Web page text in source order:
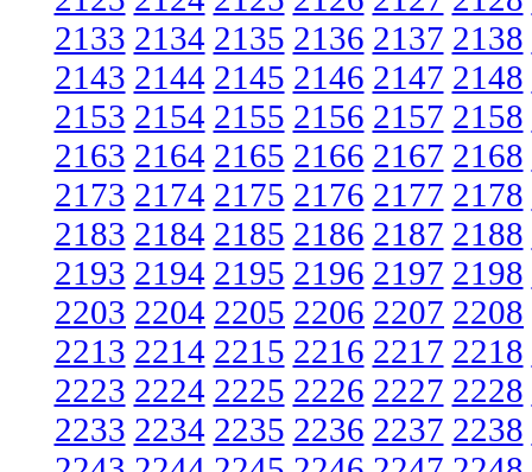
2133 2134 2135 2136 2137 2138
2143 2144 2145 2146 2147 2148
2153 2154 2155 2156 2157 2158
2163 2164 2165 2166 2167 2168
2173 2174 2175 2176 2177 2178
2183 2184 2185 2186 2187 2188
2193 2194 2195 2196 2197 2198
2203 2204 2205 2206 2207 2208
2213 2214 2215 2216 2217 2218
2223 2224 2225 2226 2227 2228
2233 2234 2235 2236 2237 2238